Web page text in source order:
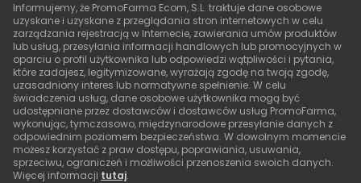
Informujemy, że PromoFarma Ecom, S.L. traktuje dane osobowe
uzyskane i uzyskane z przeglądania stron internetowych w celu
zarządzania rejestracją w Internecie, zawierania umów produktów
lub usług, przesyłania informacji handlowych lub promocyjnych w
oparciu o profil użytkownika lub odpowiedzi wątpliwości i pytania,
które zadajesz, legitymizowane, wyrażają zgodę na twoją zgodę,
uzasadniony interes lub normatywne spełnienie. W celu
świadczenia usług, dane osobowe użytkownika mogą być
udostępniane przez dostawców i dostawców usług PromoFarma,
wykonując, tymczasowo, międzynarodowe przesyłanie danych z
odpowiednim poziomem bezpieczeństwa. W dowolnym momencie
możesz korzystać z praw dostępu, poprawiania, usuwania,
sprzeciwu, ograniczeń i możliwości przenoszenia swoich danych.
Więcej informacji tutaj.